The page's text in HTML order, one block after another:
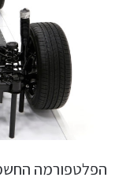
הפלטפורמה